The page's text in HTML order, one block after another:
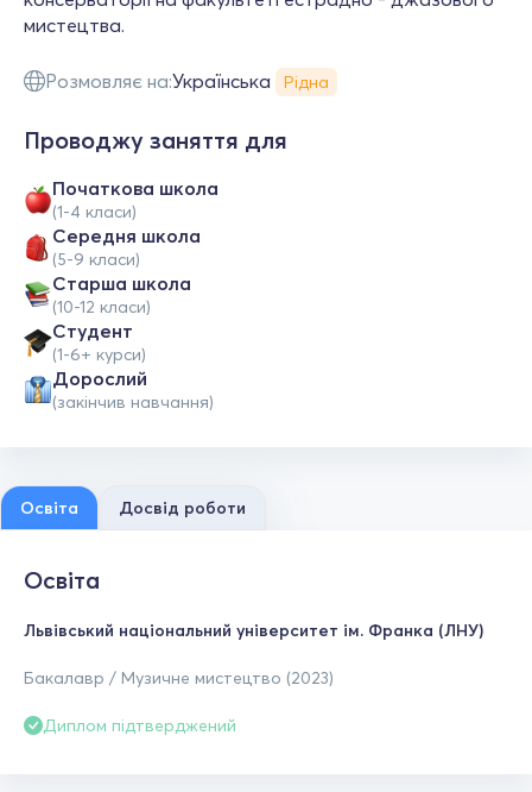
мистецтва.
Розмовляє на:Українська Рідна
Проводжу заняття для
Початкова школа
(1-4 класи)
Середня школа
(5-9 класи)
Старша школа
(10-12 класи)
Студент
(1-6+ курси)
Дорослий
(закінчив навчання)
Освіта Досвід роботи
Освіта
Львівський національний університет ім. Франка (ЛНУ)
Бакалавр / Музичне мистецтво (2023)
Диплом підтверджений